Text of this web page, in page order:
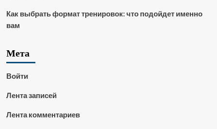
Как выбрать формат тренировок: что подойдет именно
вам
Мета
Войти
Лента записей
Лента комментариев